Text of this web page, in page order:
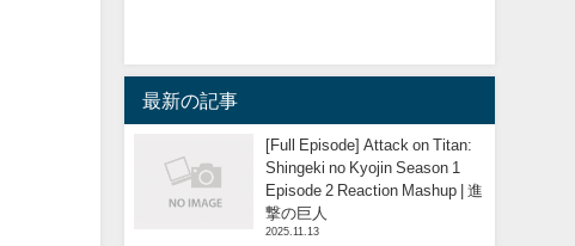
最新の記事
[Full Episode] Attack on Titan:
Shingeki no Kyojin Season 1
Episode 2 Reaction Mashup | 進
撃の巨人
2025.11.13